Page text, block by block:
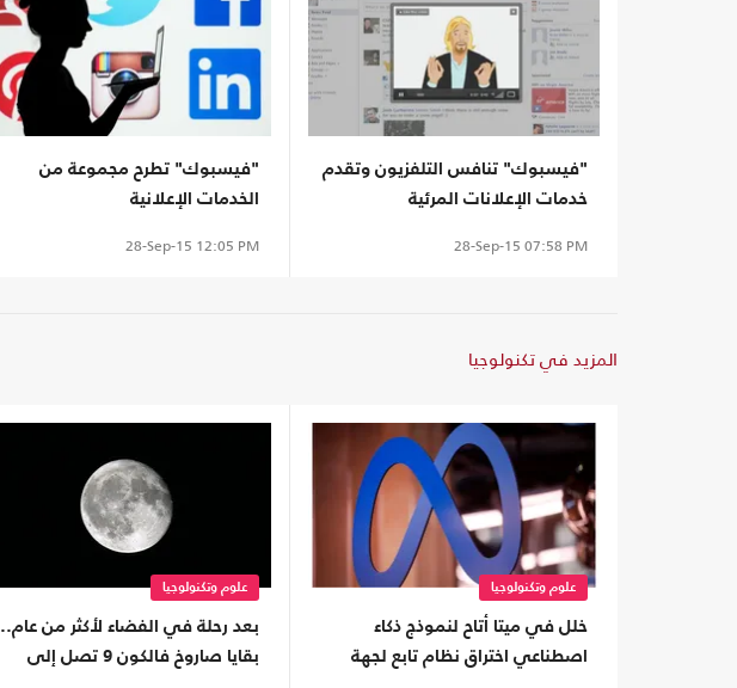
"فيسبوك" تنافس التلفزيون وتقدم
خدمات الإعلانات المرئية
28-Sep-15 07:58 PM
"فيسبوك" تطرح مجموعة من
الخدمات الإعلانية
28-Sep-15 12:05 PM
المزيد في تكنولوجيا
علوم وتكنولوجيا
خلل في ميتا أتاح لنموذج ذكاء
اصطناعي اختراق نظام تابع لجهة
علوم وتكنولوجيا
بعد رحلة في الفضاء لأكثر من عام..
بقايا صاروخ فالكون 9 تصل إلى